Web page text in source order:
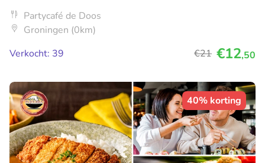
Partycafé de Doos
Groningen (0km)
Verkocht: 39
€21 €12,50
40% korting